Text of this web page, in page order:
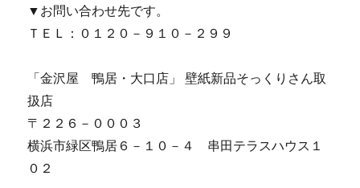
▼お問い合わせ先です。
ＴＥＬ：０１２０－９１０－２９９
「金沢屋 鴨居・大口店」 壁紙新品そっくりさん取
扱店
〒２２６－０００３
横浜市緑区鴨居６－１０－４ 串田テラスハウス１
０２